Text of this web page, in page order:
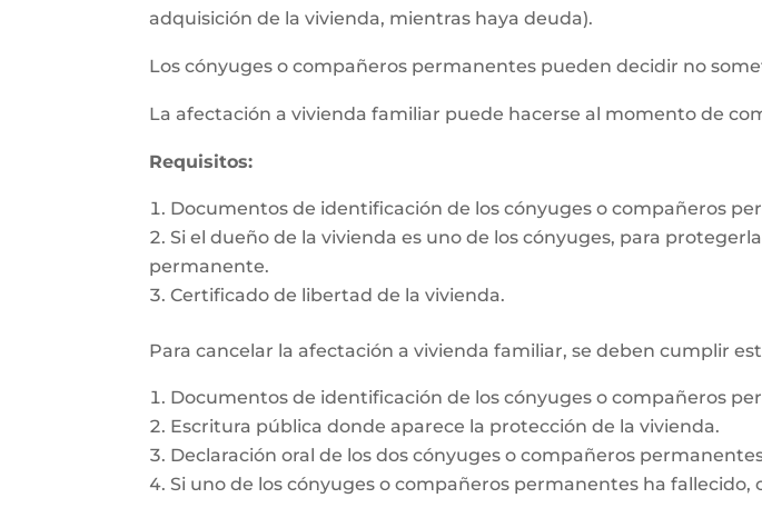
adquisición de la vivienda, mientras haya deuda).
Los cónyuges o compañeros permanentes pueden decidir no
La afectación a vivienda familiar puede hacerse al momento de
Requisitos:
Documentos de identificación de los cónyuges o compañeros
Si el dueño de la vivienda es uno de los cónyuges, para
permanente.
Certificado de libertad de la vivienda.
Para cancelar la afectación a vivienda familiar, se deben cumplir
Documentos de identificación de los cónyuges o compañeros
Escritura pública donde aparece la protección de la vivienda.
Declaración oral de los dos cónyuges o compañeros
Si uno de los cónyuges o compañeros permanentes ha